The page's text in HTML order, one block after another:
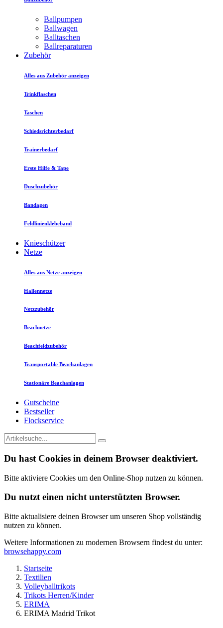
Ballpumpen
Ballwagen
Balltaschen
Ballreparaturen
Zubehör
Alles aus Zubehör anzeigen
Trinkflaschen
Taschen
Schiedsrichterbedarf
Trainerbedarf
Erste Hilfe & Tape
Duschzubehör
Bandagen
Feldlinienklebeband
Knieschützer
Netze
Alles aus Netze anzeigen
Hallennetze
Netzzubehör
Beachnetze
Beachfeldzubehör
Transportable Beachanlagen
Stationäre Beachanlagen
Gutscheine
Bestseller
Flockservice
Du hast Cookies in deinem Browser deaktiviert.
Bitte aktiviere Cookies um den Online-Shop nutzen zu können.
Du nutzt einen nicht unterstützten Browser.
Bitte aktualisiere deinen Browser um unseren Shop vollständig
nutzen zu können.
Weitere Informationen zu modernen Browsern findest du unter:
browsehappy.com
Startseite
Textilien
Volleyballtrikots
Trikots Herren/Kinder
ERIMA
ERIMA Madrid Trikot